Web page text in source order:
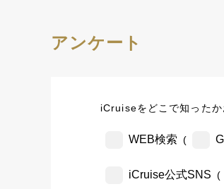
アンケート
iCruiseをどこで知った
WEB検索 (
iCruise公式SNS (